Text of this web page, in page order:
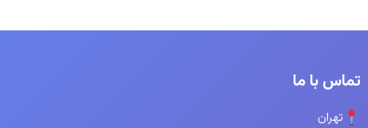
تماس با ما
تهران